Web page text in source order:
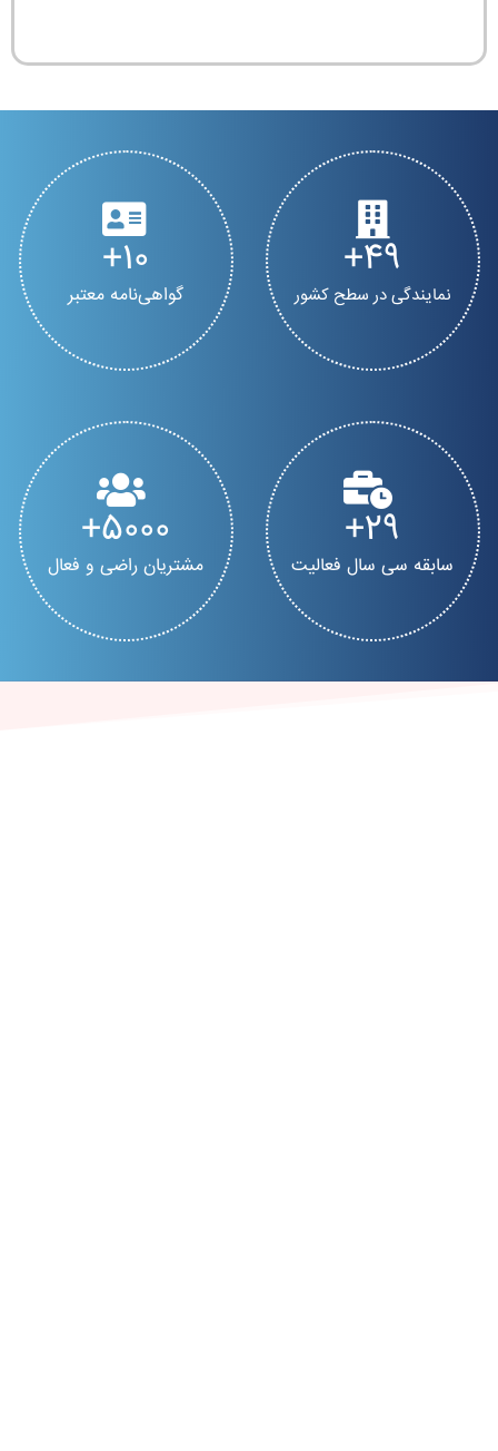
50
نمایندگی در سطح کشور
10
گواهی‌نامه معتبر
30
سابقه سی سال فعالیت
5000
مشتریان راضی و فعال